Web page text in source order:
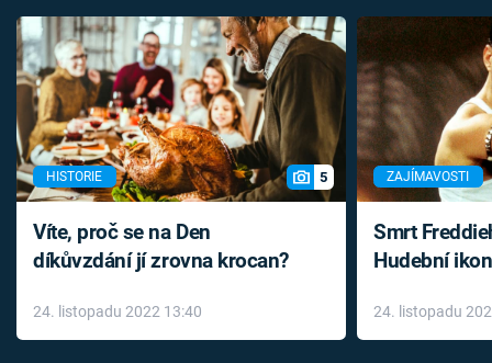
HISTORIE 5
Víte, proč se na Den
díkůvzdání jí zrovna krocan?
24. listopadu 2022 13:40
ZAJÍMAVOSTI
Smrt
Hudební
léky
24. listopadu